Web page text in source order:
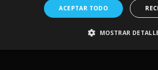
ACEPTAR TODO
MOSTRAR